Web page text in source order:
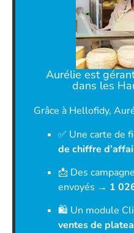
Aurélie est
dans les
Grâce à Hellofidy,
✅ Une carte de
de chiffre
📩 Des
envoyés → 1
🛍 Un module
ventes de